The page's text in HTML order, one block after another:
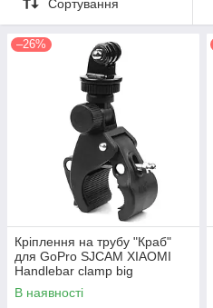
Сортування
–26%
Кріплення на трубу "Краб"
для GoPro SJCAM XIAOMI
Handlebar clamp big
В наявності